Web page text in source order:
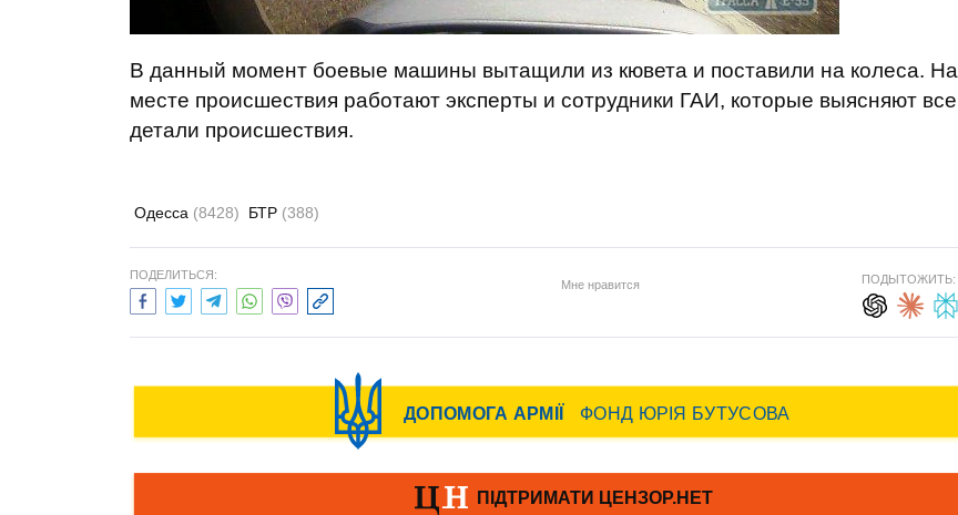
В данный момент боевые машины вытащили из кювета и поставили на колеса. На
месте происшествия работают эксперты и сотрудники ГАИ, которые выясняют все
детали происшествия.
Одесса (8428) БТР (388)
ПОДЕЛИТЬСЯ:
Мне нравится ПОДЫТОЖИТЬ: